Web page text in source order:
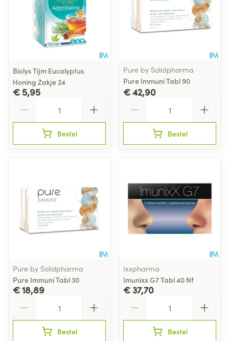
Biolys Tijm Eucalyptus
Honing Zakje 24
€ 5,95
Bestel
Pure by Solidpharma
Pure Immuni Tabl 90
€ 42,90
Bestel
Pure by Solidpharma
Pure Immuni Tabl 30
€ 18,89
Bestel
Ixxpharma
Imunixx G7 Tabl 40 Nf
€ 37,70
Bestel